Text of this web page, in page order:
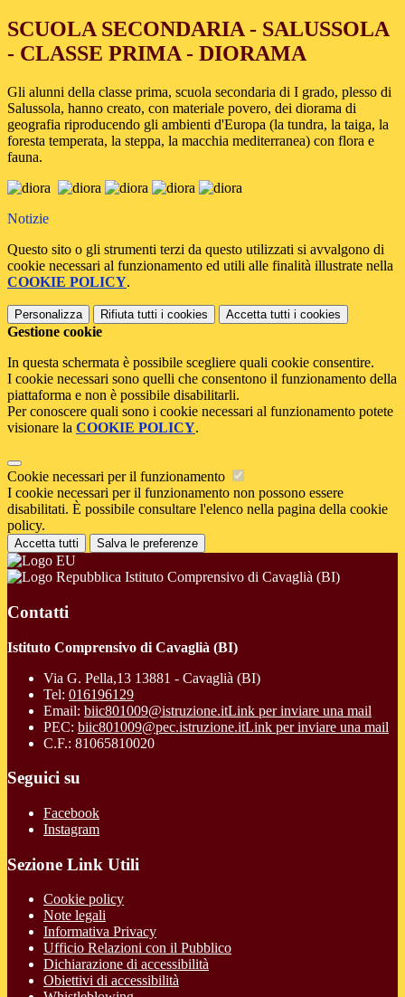
SCUOLA SECONDARIA - SALUSSOLA
- CLASSE PRIMA - DIORAMA
Gli alunni della classe prima, scuola secondaria di I grado, plesso di
Salussola, hanno creato, con materiale povero, dei diorama di
geografia riproducendo gli ambienti d'Europa (la tundra, la taiga, la
foresta temperata, la steppa, la macchia mediterranea) con flora e
fauna.
Notizie
Questo sito o gli strumenti terzi da questo utilizzati si avvalgono di
cookie necessari al funzionamento ed utili alle finalità illustrate nella
COOKIE POLICY.
Personalizza Rifiuta tutti i cookies Accetta tutti i cookies
Gestione cookie
In questa schermata è possibile scegliere quali cookie consentire.
I cookie necessari sono quelli che consentono il funzionamento della
piattaforma e non è possibile disabilitarli.
Per conoscere quali sono i cookie necessari al funzionamento potete
visionare la COOKIE POLICY.
Cookie necessari per il funzionamento
I cookie necessari per il funzionamento non possono essere
disabilitati. È possibile consultare l'elenco nella pagina della cookie
policy.
Accetta tutti Salva le preferenze
Istituto Comprensivo di Cavaglià (BI)
Contatti
Istituto Comprensivo di Cavaglià (BI)
Via G. Pella,13 13881 - Cavaglià (BI)
Tel: 016196129
Email: biic801009@istruzione.itLink per inviare una mail
PEC: biic801009@pec.istruzione.itLink per inviare una mail
C.F.: 81065810020
Seguici su
Facebook
Instagram
Sezione Link Utili
Cookie policy
Note legali
Informativa Privacy
Ufficio Relazioni con il Pubblico
Dichiarazione di accessibilità
Obiettivi di accessibilità